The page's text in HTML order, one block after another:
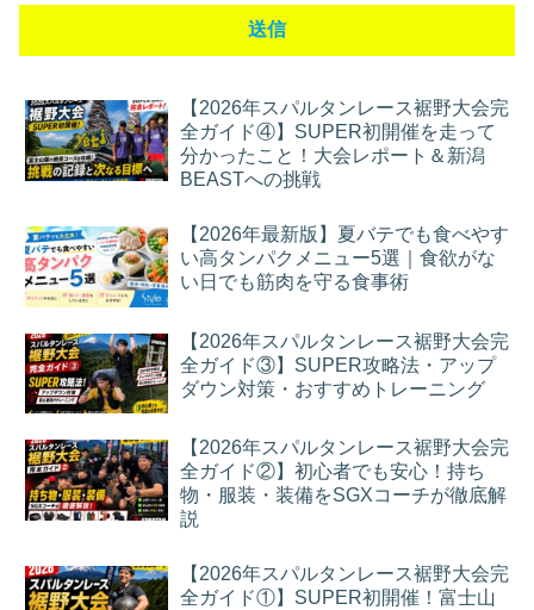
【2026年スパルタンレース裾野大会完
全ガイド④】SUPER初開催を走って
分かったこと！大会レポート＆新潟
BEASTへの挑戦
【2026年最新版】夏バテでも食べやす
い高タンパクメニュー5選｜食欲がな
い日でも筋肉を守る食事術
【2026年スパルタンレース裾野大会完
全ガイド③】SUPER攻略法・アップ
ダウン対策・おすすめトレーニング
【2026年スパルタンレース裾野大会完
全ガイド②】初心者でも安心！持ち
物・服装・装備をSGXコーチが徹底解
説
【2026年スパルタンレース裾野大会完
全ガイド①】SUPER初開催！富士山